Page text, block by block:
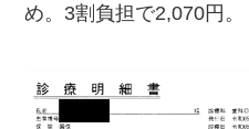
め。3割負担で2,070円。